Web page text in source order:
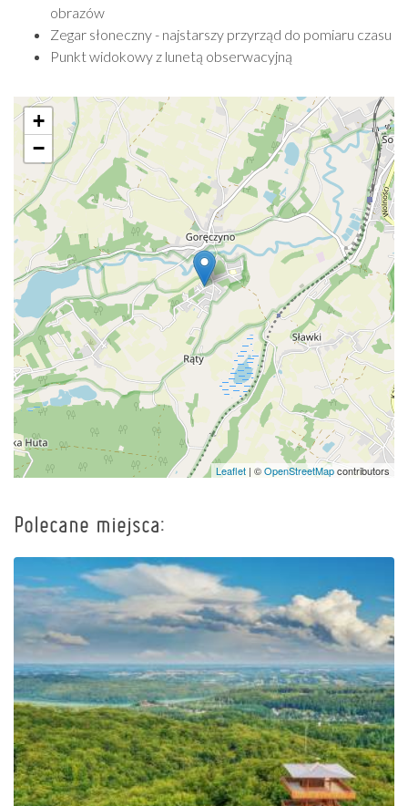
obrazów
Zegar słoneczny - najstarszy przyrząd do pomiaru czasu
Punkt widokowy z lunetą obserwacyjną
+
−
Leaflet | ©OpenStreetMapcontributors
Polecane miejsca:
Wieża widokowa im.
Jana Pawła II na Wieżycy